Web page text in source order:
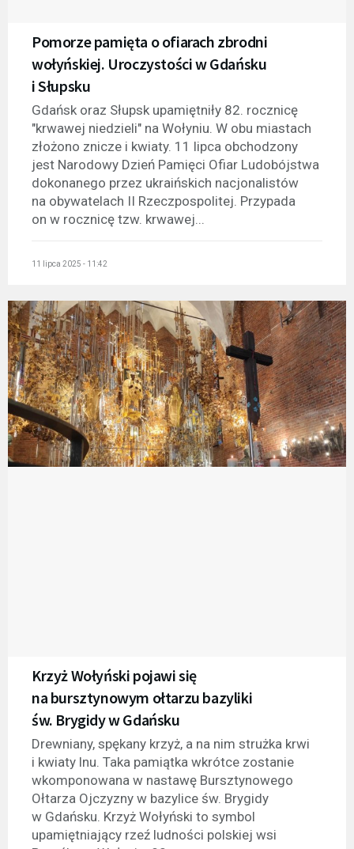
Pomorze pamięta o ofiarach zbrodni
wołyńskiej. Uroczystości w Gdańsku
i Słupsku
Gdańsk oraz Słupsk upamiętniły 82. rocznicę
"krwawej niedzieli" na Wołyniu. W obu miastach
złożono znicze i kwiaty. 11 lipca obchodzony
jest Narodowy Dzień Pamięci Ofiar Ludobójstwa
dokonanego przez ukraińskich nacjonalistów
na obywatelach II Rzeczpospolitej. Przypada
on w rocznicę tzw. krwawej...
11 lipca 2025 - 11:42
Krzyż Wołyński pojawi się
na bursztynowym ołtarzu bazyliki
św. Brygidy w Gdańsku
Drewniany, spękany krzyż, a na nim strużka krwi
i kwiaty lnu. Taka pamiątka wkrótce zostanie
wkomponowana w nastawę Bursztynowego
Ołtarza Ojczyzny w bazylice św. Brygidy
w Gdańsku. Krzyż Wołyński to symbol
upamiętniający rzeź ludności polskiej wsi